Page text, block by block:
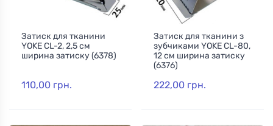
Затиск для тканини
YOKE CL-2, 2,5 см
ширина затиску (6378)
110,00 грн.
Затиск для тканини з
зубчиками YOKE CL-80,
12 см ширина затиску
(6376)
222,00 грн.